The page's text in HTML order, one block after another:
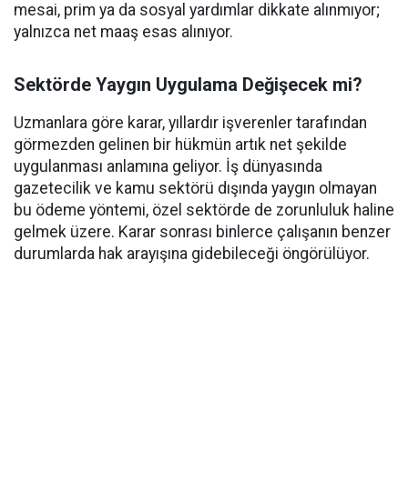
mesai, prim ya da sosyal yardımlar dikkate alınmıyor;
yalnızca net maaş esas alınıyor.
Sektörde Yaygın Uygulama Değişecek mi?
Uzmanlara göre karar, yıllardır işverenler tarafından
görmezden gelinen bir hükmün artık net şekilde
uygulanması anlamına geliyor. İş dünyasında
gazetecilik ve kamu sektörü dışında yaygın olmayan
bu ödeme yöntemi, özel sektörde de zorunluluk haline
gelmek üzere. Karar sonrası binlerce çalışanın benzer
durumlarda hak arayışına gidebileceği öngörülüyor.